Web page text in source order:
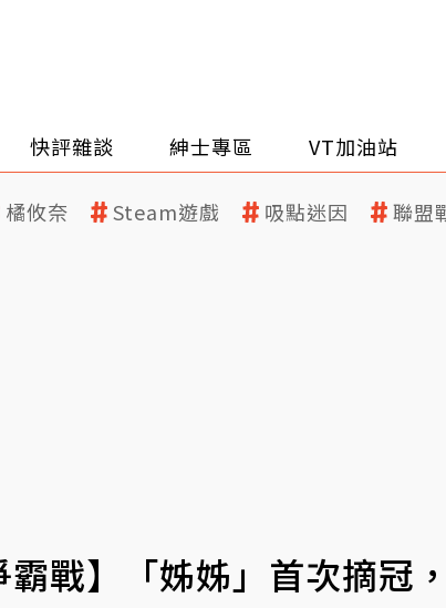
快評雜談 紳士專區 VT加油站
橘攸奈 Steam遊戲 吸點迷因 聯盟
戰】「姊姊」首次摘冠